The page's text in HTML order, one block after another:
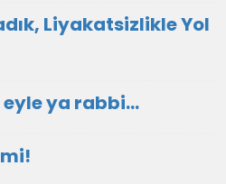
Liyakatsizlikle Yol
eyle ya rabbi...